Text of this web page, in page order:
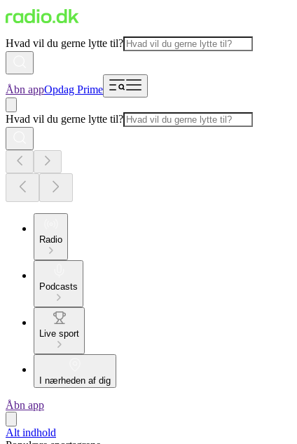
Hvad vil du gerne lytte til?
Åbn appOpdag Prime
Hvad vil du gerne lytte til?
Radio
Podcasts
Live sport
I nærheden af dig
Åbn app
Alt indhold